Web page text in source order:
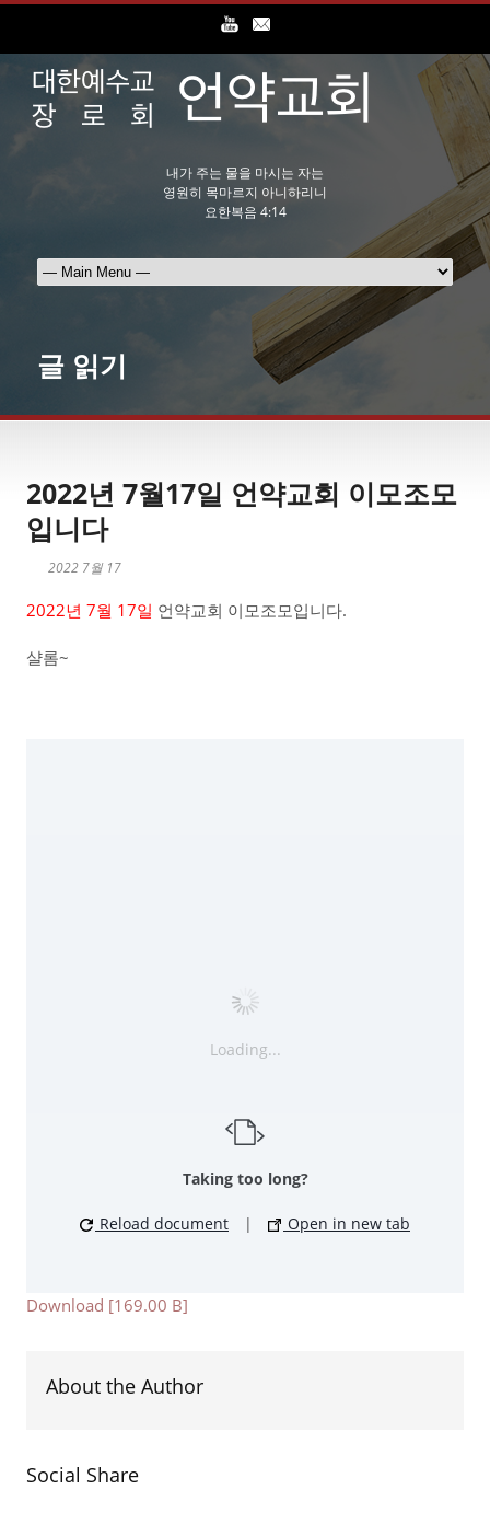
내가 주는 물을 마시는 자는
영원히 목마르지 아니하리니
요한복음 4:14
글 읽기
2022년 7월17일 언약교회 이모조모
입니다
2022 7월 17
2022년 7월 17일 언약교회 이모조모입니다.
샬롬~
Loading...
Taking too long?
Reload document | Open in new tab
Download [169.00 B]
About the Author
Social Share